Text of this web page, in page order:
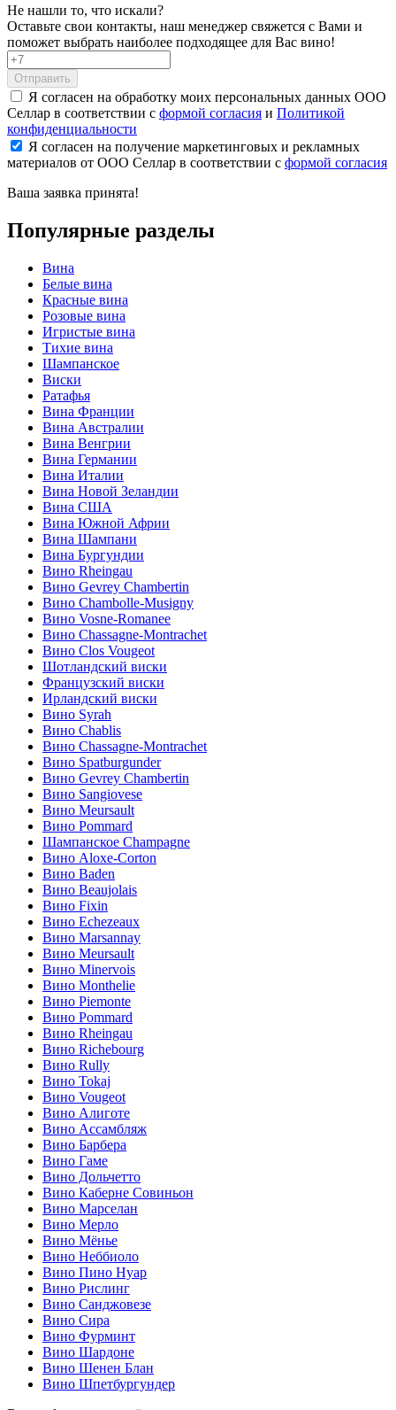
Не нашли то, что искали?
Оставьте свои контакты, наш менеджер свяжется с Вами и
поможет выбрать наиболее подходящее для Вас вино!
Отправить
Я согласен на обработку моих персональных данных ООО
Селлар в соответствии с формой согласия и Политикой
конфиденциальности
Я согласен на получение маркетинговых и рекламных
материалов от ООО Селлар в соответствии с формой согласия
Ваша заявка принята!
Популярные разделы
Вина
Белые вина
Красные вина
Розовые вина
Игристые вина
Тихие вина
Шампанское
Виски
Ратафья
Вина Франции
Вина Австралии
Вина Венгрии
Вина Германии
Вина Италии
Вина Новой Зеландии
Вина США
Вина Южной Африи
Вина Шампани
Вина Бургундии
Вино Rheingau
Вино Gevrey Chambertin
Вино Chambolle-Musigny
Вино Vosne-Romanee
Вино Chassagne-Montrachet
Вино Clos Vougeot
Шотландский виски
Французский виски
Ирландский виски
Вино Syrah
Вино Chablis
Вино Chassagne-Montrachet
Вино Spatburgunder
Вино Gevrey Chambertin
Вино Sangiovese
Вино Meursault
Вино Pommard
Шампанское Champagne
Вино Aloxe-Corton
Вино Baden
Вино Beaujolais
Вино Fixin
Вино Echezeaux
Вино Marsannay
Вино Meursault
Вино Minervois
Вино Monthelie
Вино Piemonte
Вино Pommard
Вино Rheingau
Вино Richebourg
Вино Rully
Вино Tokaj
Вино Vougeot
Вино Алиготе
Вино Ассамбляж
Вино Барбера
Вино Гаме
Вино Дольчетто
Вино Каберне Совиньон
Вино Марселан
Вино Мерло
Вино Мёнье
Вино Неббиоло
Вино Пино Нуар
Вино Рислинг
Вино Санджовезе
Вино Сира
Вино Фурминт
Вино Шардоне
Вино Шенен Блан
Вино Шпетбургундер